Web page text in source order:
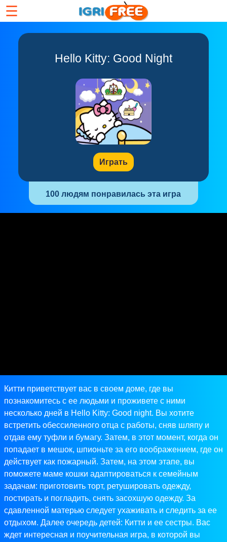
☰
Hello Kitty: Good Night
Играть
100 людям понравилась эта игра
Китти приветствует вас в своем доме, где вы
познакомитесь с ее людьми и проживете с ними
несколько дней в Hello Kitty: Good night. Вы хотите
встретить обессиленного отца с работы, сняв шляпу и
отдав ему туфли и бумагу. Затем, в этот момент, когда он
попадает в мешок, шпионьте за его воображением, где он
действует как пожарный. Затем, на этом этапе, вы
поможете маме кошки адаптироваться к семейным
задачам: приготовить торт, ретушировать одежду,
постирать и погладить, снять засохшую одежду. За
сдавленной матерью следует ухаживать и следить за ее
отдыхом. Далее очередь детей: Китти и ее сестры. Вас
ждет интересная и поучительная игра, в которой вы